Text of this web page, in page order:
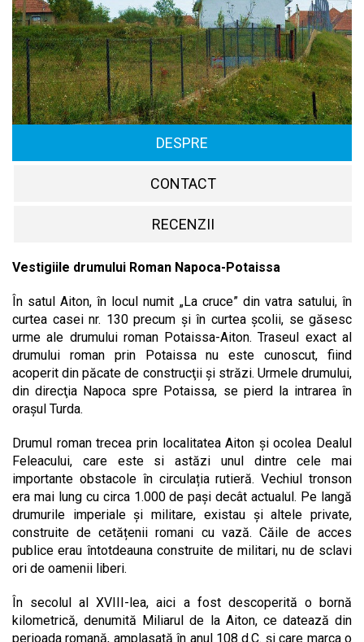
DESPRE
CONTACT
RECENZII
Vestigiile drumului Roman Napoca-Potaissa
În satul Aiton, în locul numit „La cruce” din vatra satului, în
curtea casei nr. 130 precum și în curtea școlii, se găsesc
urme ale drumului roman Potaissa-Aiton. Traseul exact al
drumului roman prin Potaissa nu este cunoscut, fiind
acoperit din păcate de construcţii şi străzi. Urmele drumului,
din direcţia Napoca spre Potaissa, se pierd la intrarea în
oraşul Turda.
Drumul roman trecea prin localitatea Aiton și ocolea Dealul
Feleacului, care este si astăzi unul dintre cele mai
importante obstacole în circulația rutieră. Vechiul tronson
era mai lung cu circa 1.000 de pași decât actualul. Pe langă
drumurile imperiale și militare, existau și altele private,
construite de cetățenii romani cu vază. Căile de acces
publice erau întotdeauna construite de militari, nu de sclavi
ori de oamenii liberi.
În secolul al XVIII-lea, aici a fost descoperită o bornă
kilometrică, denumită Miliarul de la Aiton, ce datează din
perioada romană, amplasată în anul 108 d.C. și care marca o